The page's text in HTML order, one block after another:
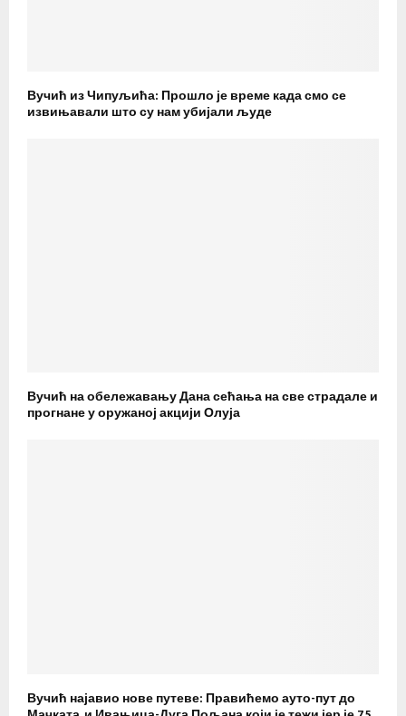
Вучић из Чипуљића: Прошло је време када смо се
извињавали што су нам убијали људе
Вучић на обележавању Дана сећања на све страдале и
прогнане у оружаној акцији Олуја
Вучић најавио нове путеве: Правићемо ауто-пут до